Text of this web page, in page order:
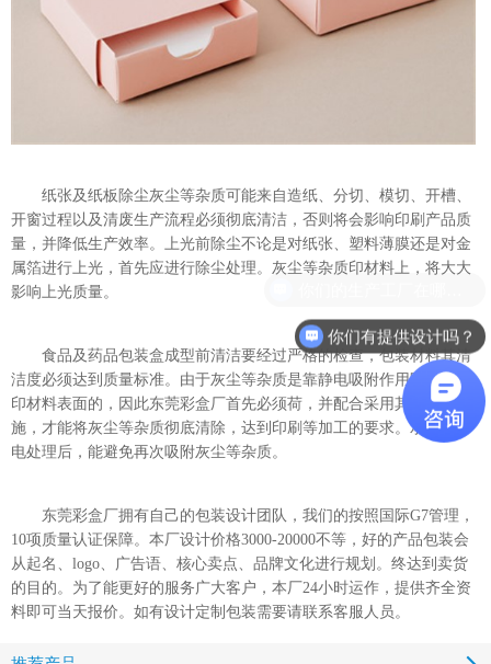
纸张及纸板除尘灰尘等杂质可能来自造纸、分切、模切、开槽、
开窗过程以及清废生产流程必须彻底清洁，否则将会影响印刷产品质
量，并降低生产效率。上光前除尘不论是对纸张、塑料薄膜还是对金
属箔进行上光，首先应进行除尘处理。灰尘等杂质印材料上，将大大
影响上光质量。
食品及药品包装盒成型前清洁要经过严格的检查，包装材料其清
洁度必须达到质量标准。由于灰尘等杂质是靠静电吸附作用附着在承
印材料表面的，因此东莞彩盒厂首先必须荷，并配合采用其他相应措
施，才能将灰尘等杂质彻底清除，达到印刷等加工的要求。承印材静
电处理后，能避免再次吸附灰尘等杂质。
东莞彩盒厂拥有自己的包装设计团队，我们的按照国际G7管理，
10项质量认证保障。本厂设计价格3000-20000不等，好的产品包装会
从起名、logo、广告语、核心卖点、品牌文化进行规划。终达到卖货
的目的。为了能更好的服务广大客户，本厂24小时运作，提供齐全资
料即可当天报价。如有设计定制包装需要请联系客服人员。
你们有提供设计吗？